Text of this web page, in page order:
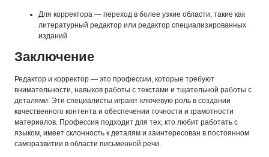
Для корректора — переход в более узкие области, такие как
литературный редактор или редактор специализированных
изданий
Заключение
Редактор и корректор — это профессии, которые требуют
внимательности, навыков работы с текстами и тщательной работы с
деталями. Эти специалисты играют ключевую роль в создании
качественного контента и обеспечении точности и грамотности
материалов. Профессия подходит для тех, кто любит работать с
языком, имеет склонность к деталям и заинтересован в постоянном
саморазвитии в области письменной речи.